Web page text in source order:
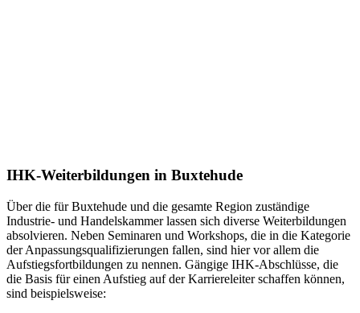
IHK-Weiterbildungen in Buxtehude
Über die für Buxtehude und die gesamte Region zuständige
Industrie- und Handelskammer lassen sich diverse Weiterbildungen
absolvieren. Neben Seminaren und Workshops, die in die Kategorie
der Anpassungsqualifizierungen fallen, sind hier vor allem die
Aufstiegsfortbildungen zu nennen. Gängige IHK-Abschlüsse, die
die Basis für einen Aufstieg auf der Karriereleiter schaffen können,
sind beispielsweise: